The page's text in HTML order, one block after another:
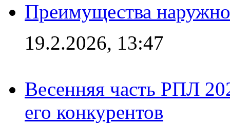
Преимущества
19.2.2026, 13:47
Весенняя часть РПЛ
его конкурентов